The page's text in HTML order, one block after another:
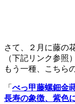
さて、２月に藤の
（下記リンク参照
もう一種、こちら
「 べっ甲藤螺鈿金
長寿の象徴、紫色